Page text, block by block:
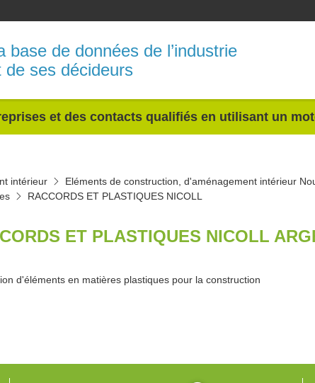
base de données de l’industrie
de ses décideurs
et des contacts qualifiés en utilisant un
intérieur
Eléments de construction, d'aménagement intérieur
RACCORDS ET PLASTIQUES NICOLL
ET PLASTIQUES NICOLL
d'éléments en matières plastiques pour la construction